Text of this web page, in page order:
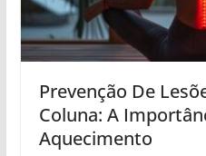
Prevenção De
Coluna: A
Aquecimento